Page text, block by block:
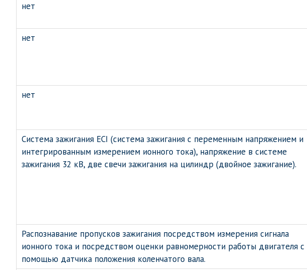
нет
нет
нет
Система зажигания ECI (система зажигания с переменным напряжением и
интегрированным измерением ионного тока), напряжение в системе
зажигания 32 кВ, две свечи зажигания на цилиндр (двойное зажигание).
Распознавание пропусков зажигания посредством измерения сигнала
ионного тока и посредством оценки равномерности работы двигателя с
помощью датчика положения коленчатого вала.